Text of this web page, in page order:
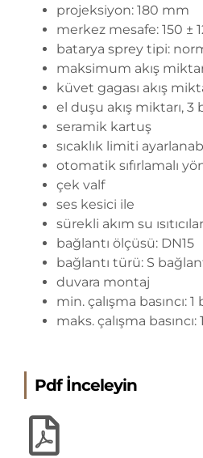
projeksiyon: 180 mm
merkez mesafe: 150 ±
batarya sprey tipi:
maksimum akış
küvet gagası akış
el duşu akış miktarı, 3
seramik kartuş
sıcaklık limiti
otomatik sıfırlamalı
çek valf
ses kesici ile
sürekli akım su
bağlantı ölçüsü: DN15
bağlantı türü: S
duvara montaj
min. çalışma basıncı: 1
maks. çalışma basıncı:
Pdf İnceleyin